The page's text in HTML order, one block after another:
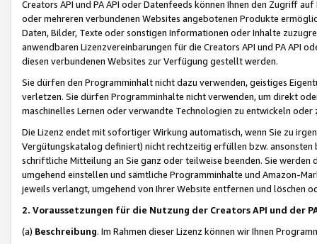
Creators API und PA API oder Datenfeeds können Ihnen den Zugriff
oder mehreren verbundenen Websites angebotenen Produkte
Daten, Bilder, Texte oder sonstigen Informationen oder Inhalte
anwendbaren Lizenzvereinbarungen für die Creators API und PA API
diesen verbundenen Websites zur Verfügung gestellt werden.
Sie dürfen den Programminhalt nicht dazu verwenden, geistiges
verletzen. Sie dürfen Programminhalte nicht verwenden, um direkt
maschinelles Lernen oder verwandte Technologien zu entwickeln
Die Lizenz endet mit sofortiger Wirkung automatisch, wenn Sie zu
Vergütungskatalog definiert) nicht rechtzeitig erfüllen bzw. ansonsten
schriftliche Mitteilung an Sie ganz oder teilweise beenden. Sie werden
umgehend einstellen und sämtliche Programminhalte und Amazon-
jeweils verlangt, umgehend von Ihrer Website entfernen und löschen
2. Voraussetzungen für die Nutzung der Creators API und der
(a) Beschreibung. Im Rahmen dieser Lizenz können wir Ihnen